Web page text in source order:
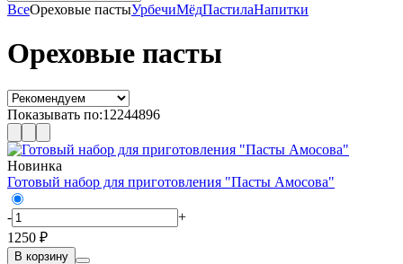
ВсеОреховые пастыУрбечиМёдПастилаНапитки
Ореховые пасты
Показывать по:12244896
Новинка
Готовый набор для приготовления "Пасты Амосова"
-
+
1250 ₽
В корзину